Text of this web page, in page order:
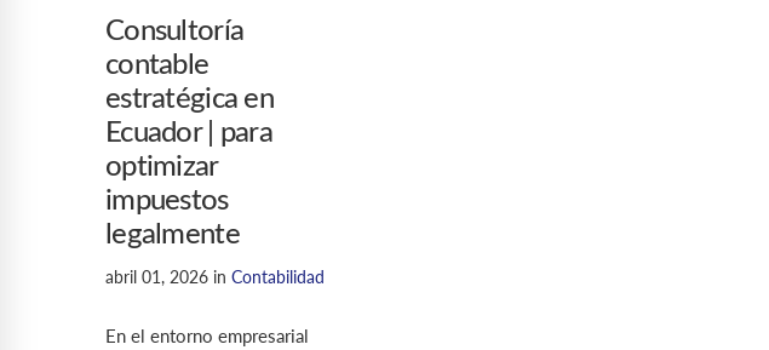
Consultoría
contable
estratégica en
Ecuador | para
optimizar
impuestos
legalmente
abril 01, 2026 in Contabilidad
En el entorno empresarial